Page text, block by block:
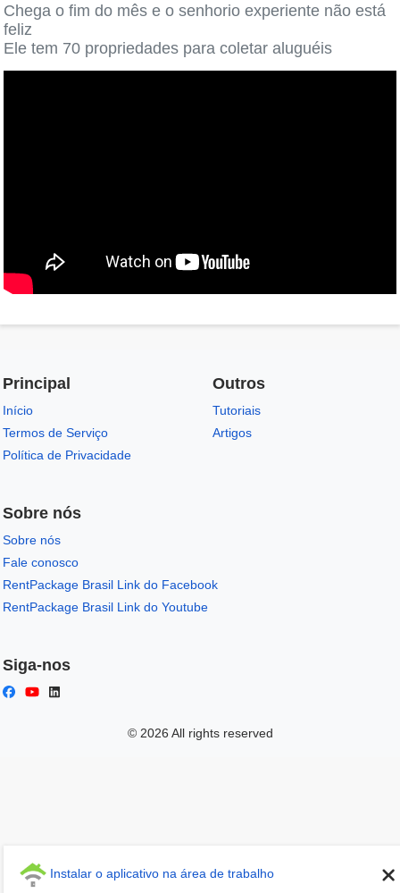
Chega o fim do mês e o senhorio experiente não está
feliz
Ele tem 70 propriedades para coletar aluguéis
Principal
Início
Termos de Serviço
Política de Privacidade
Outros
Tutoriais
Artigos
Sobre nós
Sobre nós
Fale conosco
RentPackage Brasil Link do Facebook
RentPackage Brasil Link do Youtube
Siga-nos
© 2026 All rights reserved
Instalar o aplicativo na área de trabalho